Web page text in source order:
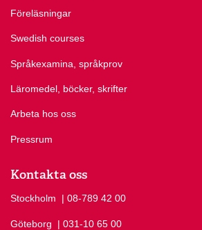
Föreläsningar
Swedish courses
Språkexamina, språkprov
Läromedel, böcker, skrifter
Arbeta hos oss
Pressrum
Kontakta oss
Stockholm Ring Stockholm på
| 08-789 42 00
Göteborg Ring Göteborg på
| 031-10 65 00